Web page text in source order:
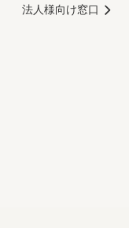
法人様向け窓口